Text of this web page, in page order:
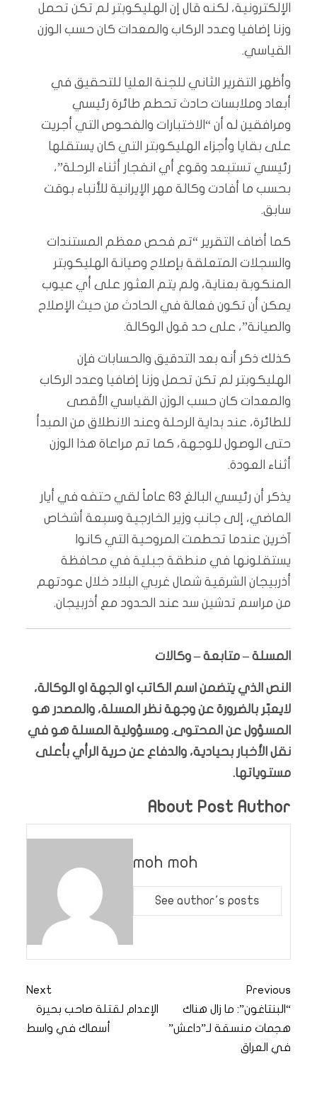
الإلكترونية، لكنه قال إن الهليكوبتر لم تكن تحمل
وزنا إضافيا وعدد الركاب والمعدات كان حسب الوزن
القياسي.
وأظهر التقرير الثاني للجنة العليا للتحقيق في
أبعاد وملابسات حادث تحطم طائرة رئيسي
ومرافقين له أن “الاختبارات والفحوص التي أجريت
على بقايا وأجزاء الهليكوبتر التي كان يستقلها
رئيسي تستبعد وقوع أي انفجار أثناء الرحلة”،
بحسب ما أفادت وكالة مهر الإيرانية للأنباء بوقت
سابق.
كما أضاف التقرير “تم فحص معظم المستندات
والسجلات المتعلقة بإصلاح وصيانة الهليكوبتر
المنكوبة بعناية، ولم يتم العثور على أي عيوب
يمكن أن تكون فعالة في الحادث من حيث الإصلاح
والصيانة”، على حد قول الوكالة.
كذلك ذكر أنه بعد التدقيق والحسابات فإن
الهليكوبتر لم تكن تحمل وزنا إضافيا وعدد الركاب
والمعدات كان حسب الوزن القياسي الأقصى
للطائرة، عند بداية الرحلة وعند الانطلاق من المبدأ
حتى الوصول للوجهة، كما تم مراعاة هذا الوزن
أثناء العودة.
يذكر أن رئيسي البالغ 63 عاماً لقي حتفه في أيار
الماضي، إلى جانب وزير الخارجية وسبعة أشخاص
آخرين عندما تحطمت المروحية التي كانوا
يستقلونها في منطقة جبلية في محافظة
أذربيجان الشرقية شمال غربي البلاد خلال عودتهم
من مراسم تدشين سد عند الحدود مع أذربيجان.
المسلة – متابعة – وكالات
النص الذي يتضمن اسم الكاتب او الجهة او الوكالة،
لايعبّر بالضرورة عن وجهة نظر المسلة، والمصدر هو
المسؤول عن المحتوى. ومسؤولية المسلة هو في
نقل الأخبار بحيادية، والدفاع عن حرية الرأي بأعلى
مستوياتها.
About Post Author
moh moh
See author's posts
Previous
“البنتاغون”: ما زال هناك
هجمات منسقة لـ”داعش”
في العراق
Next
الإعدام لقتلة صاحب بحيرة
أسماك في واسط